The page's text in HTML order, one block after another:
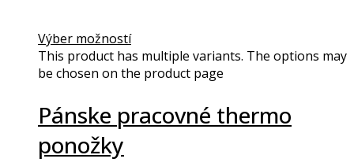
Výber možností
This product has multiple variants. The options may
be chosen on the product page
Pánske pracovné thermo
ponožky